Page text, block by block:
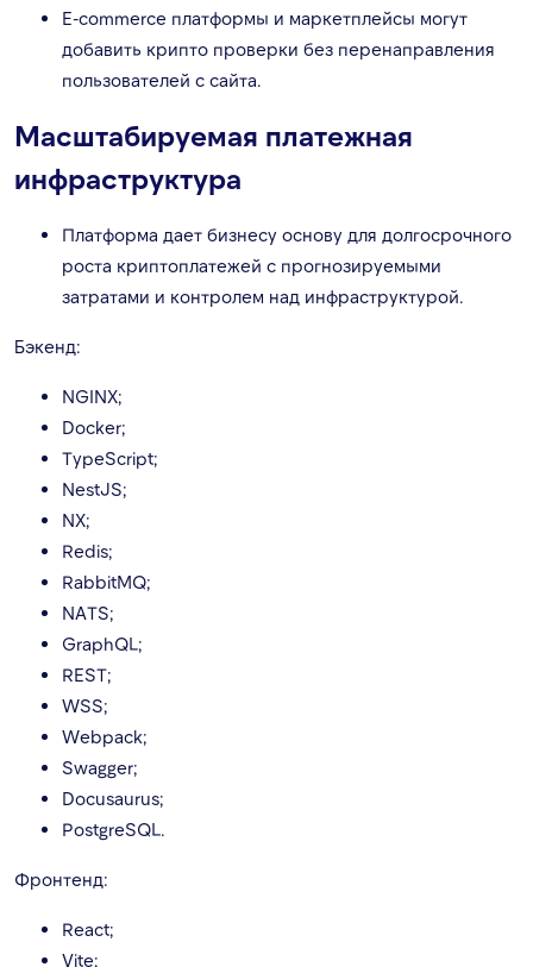
E-commerce платформы и маркетплейсы могут
добавить крипто проверки без перенаправления
пользователей с сайта.
Масштабируемая платежная
инфраструктура
Платформа дает бизнесу основу для долгосрочного
роста криптоплатежей с прогнозируемыми
затратами и контролем над инфраструктурой.
Бэкенд:
NGINX;
Docker;
TypeScript;
NestJS;
NX;
Redis;
RabbitMQ;
NATS;
GraphQL;
REST;
WSS;
Webpack;
Swagger;
Docusaurus;
PostgreSQL.
Фронтенд:
React;
Vite;